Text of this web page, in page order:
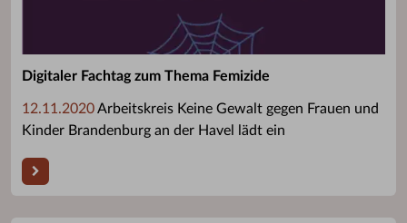
Digitaler Fachtag zum Thema Femizide
12.11.2020Arbeitskreis Keine Gewalt gegen Frauen und
Kinder Brandenburg an der Havel lädt ein